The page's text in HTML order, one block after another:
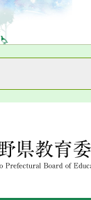
県Nagano Prefecture
教育委員会